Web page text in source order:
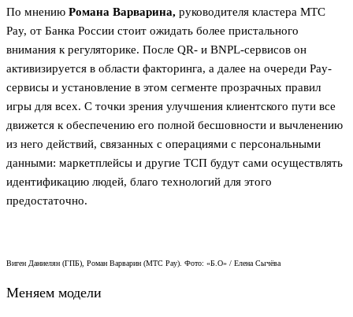
По мнению Романа Варварина, руководителя кластера МТС
Pay, от Банка России стоит ожидать более пристального
внимания к регуляторике. После QR- и BNPL-сервисов он
активизируется в области факторинга, а далее на очереди Pay-
сервисы и установление в этом сегменте прозрачных правил
игры для всех. С точки зрения улучшения клиентского пути все
движется к обеспечению его полной бесшовности и вычленению
из него действий, связанных с операциями с персональными
данными: маркетплейсы и другие ТСП будут сами осуществлять
идентификацию людей, благо технологий для этого
предостаточно.
Виген Даниелян (ГПБ), Роман Варварин (МТС Pay). Фото: «Б.О» / Елена Сычёва
Меняем модели